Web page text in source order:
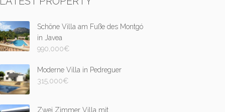
Schöne Villa am Fuße des Montgó
in Javea
990,000€
Moderne Villa in Pedreguer
315,000€
Zwei Zimmer Villa mit